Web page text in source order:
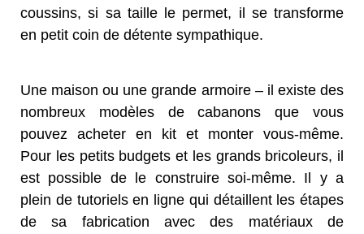
coussins, si sa taille le permet, il se transforme
en petit coin de détente sympathique.
Une maison ou une grande armoire – il existe des
nombreux modèles de cabanons que vous
pouvez acheter en kit et monter vous-même.
Pour les petits budgets et les grands bricoleurs, il
est possible de le construire soi-même. Il y a
plein de tutoriels en ligne qui détaillent les étapes
de sa fabrication avec des matériaux de